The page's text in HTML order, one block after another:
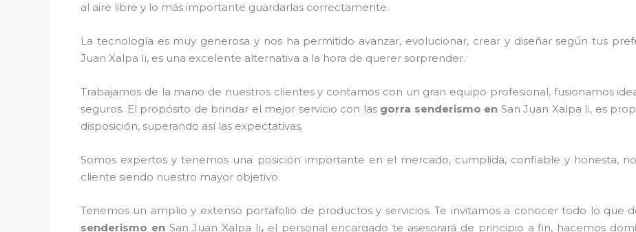
al aire libre y lo más importante guardarlas correctamente.
La tecnología es muy generosa y nos ha permitido avanzar, evolucionar, crear y diseñar según tus
Juan Xalpa Ii, es una excelente alternativa a la hora de querer sorprender.
Trabajamos de la mano de nuestros clientes y contamos con un gran equipo profesional, fusionamos
seguros. El propósito de brindar el mejor servicio con las gorra senderismo en San Juan Xalpa Ii, es
disposición, superando así las expectativas.
Somos expertos y tenemos una posición importante en el mercado, cumplida, confiable y honesta,
cliente siendo nuestro mayor objetivo.
Tenemos un amplio y extenso portafolio de productos y servicios. Te invitamos a conocer todo lo que
senderismo en San Juan Xalpa Ii, el personal encargado te asesorará de principio a fin, hacemos